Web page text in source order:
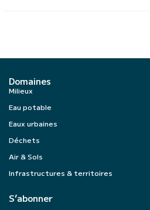
Domaines
Milieux
Eau potable
Eaux urbaines
Déchets
Air & Sols
Infrastructures & territoires
S’abonner